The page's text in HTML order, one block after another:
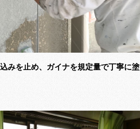
みを止め、ガイナを規定量で丁寧に塗